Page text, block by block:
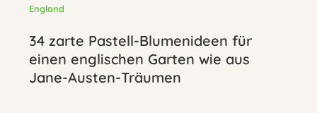
England
34 zarte Pastell-Blumenideen für
einen englischen Garten wie aus
Jane-Austen-Träumen